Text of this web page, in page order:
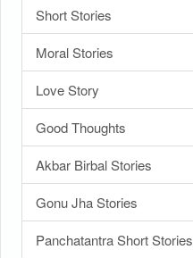
Short Stories
Moral Stories
Love Story
Good Thoughts
Akbar Birbal Stories
Gonu Jha Stories
Panchatantra Short Stories